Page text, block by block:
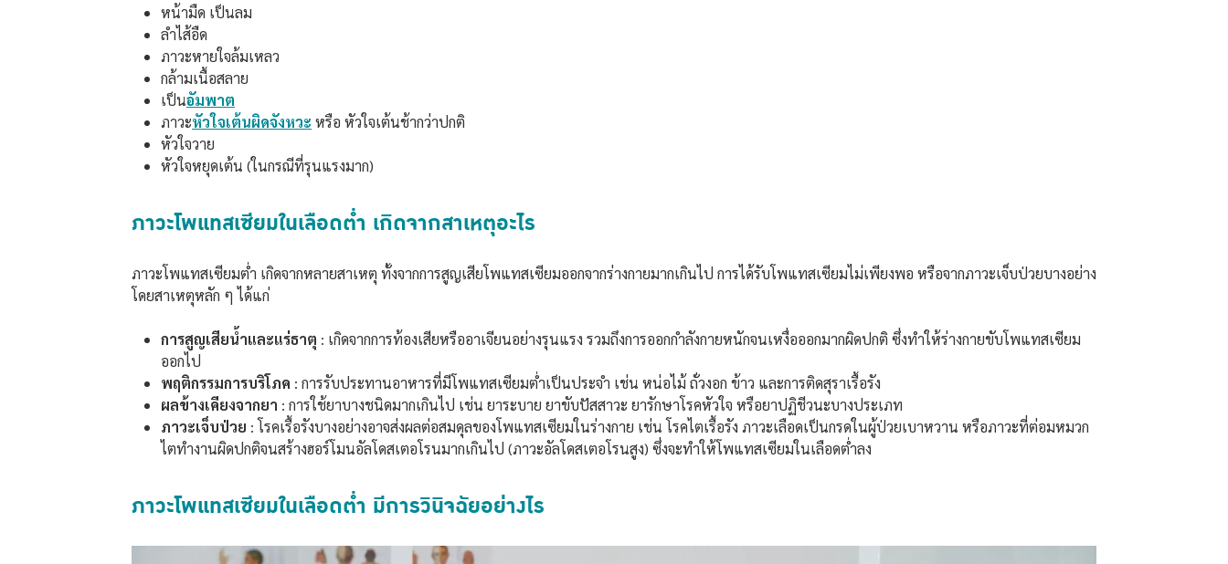
หน้ามืด เป็นลม
ลำไส้อืด
ภาวะหายใจล้มเหลว
กล้ามเนื้อสลาย
เป็นอัมพาต
ภาวะหัวใจเต้นผิดจังหวะ หรือ หัวใจเต้นช้ากว่าปกติ
หัวใจวาย
หัวใจหยุดเต้น (ในกรณีที่รุนแรงมาก)
ภาวะโพแทสเซียมในเลือดต่ำ เกิดจากสาเหตุอะไร
ภาวะโพแทสเซียมต่ำ เกิดจากหลายสาเหตุ ทั้งจากการสูญเสียโพแทสเซียมออกจากร่างกายมากเกินไป การได้รับโพแทสเซียมไม่เพียงพอ หรือจากภาวะเจ็บป่วยบางอย่าง
โดยสาเหตุหลัก ๆ ได้แก่
การสูญเสียน้ำและแร่ธาตุ : เกิดจากการท้องเสียหรืออาเจียนอย่างรุนแรง รวมถึงการออกกำลังกายหนักจนเหงื่อออกมากผิดปกติ ซึ่งทำให้ร่างกายขับโพแทสเซียม
ออกไป
พฤติกรรมการบริโภค : การรับประทานอาหารที่มีโพแทสเซียมต่ำเป็นประจำ เช่น หน่อไม้ ถั่วงอก ข้าว และการติดสุราเรื้อรัง
ผลข้างเคียงจากยา : การใช้ยาบางชนิดมากเกินไป เช่น ยาระบาย ยาขับปัสสาวะ ยารักษาโรคหัวใจ หรือยาปฏิชีวนะบางประเภท
ภาวะเจ็บป่วย : โรคเรื้อรังบางอย่างอาจส่งผลต่อสมดุลของโพแทสเซียมในร่างกาย เช่น โรคไตเรื้อรัง ภาวะเลือดเป็นกรดในผู้ป่วยเบาหวาน หรือภาวะที่ต่อมหมวก
ไตทำงานผิดปกติจนสร้างฮอร์โมนอัลโดสเตอโรนมากเกินไป (ภาวะอัลโดสเตอโรนสูง) ซึ่งจะทำให้โพแทสเซียมในเลือดต่ำลง
ภาวะโพแทสเซียมในเลือดต่ำ มีการวินิจฉัยอย่างไร